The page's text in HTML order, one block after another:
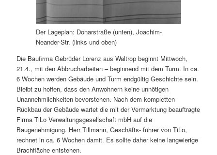
Der Lageplan: Donarstraße (unten), Joachim-
Neander-Str. (links und oben)
Die Baufirma Gebrüder Lorenz aus Waltrop beginnt Mittwoch,
21.4., mit den Abbrucharbeiten – beginnend mit dem Turm. In ca.
6 Wochen werden Gebäude und Turm endgültig Geschichte sein.
Bleibt zu hoffen, dass den Anwohnern keine unnötigen
Unannehmlichkeiten bevorstehen. Nach dem kompletten
Rückbau der Gebäude wartet die mit der Vermarktung beauftragte
Firma TiLo Verwaltungsgesellschaft mbH auf die
Baugenehmigung. Herr Tillmann, Geschäfts- führer von TiLo,
rechnet in ca. 6 Wochen damit. Es sollte daher keine langwierige
Brachfläche entstehen.